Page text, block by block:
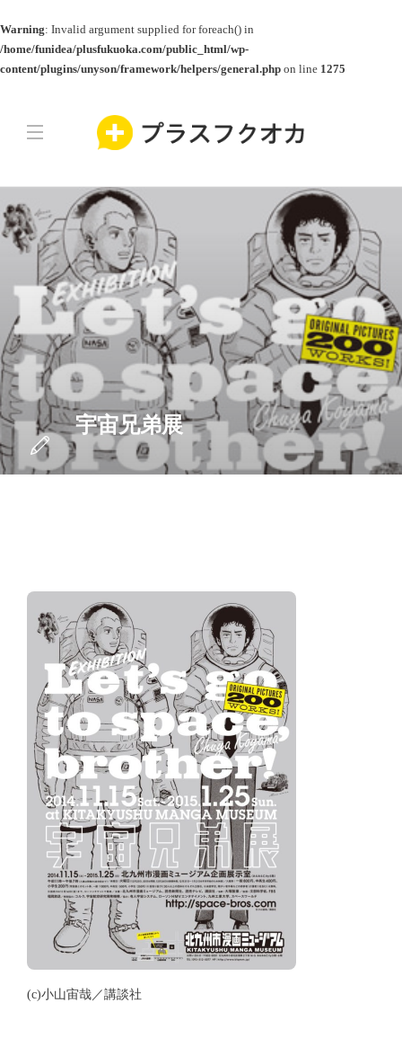
Warning: Invalid argument supplied for foreach() in
/home/funidea/plusfukuoka.com/public_html/wp-
content/plugins/unyson/framework/helpers/general.php on line 1275
宇宙兄弟展
(c)小山宙哉／講談社